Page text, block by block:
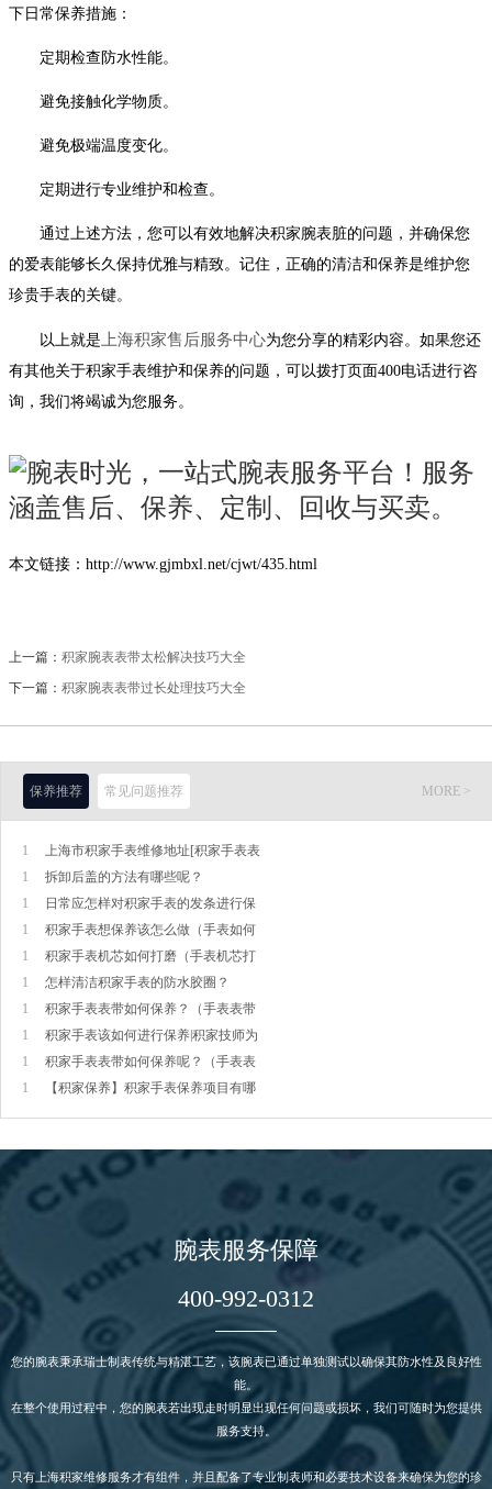
下日常保养措施：
定期检查防水性能。
避免接触化学物质。
避免极端温度变化。
定期进行专业维护和检查。
通过上述方法，您可以有效地解决积家腕表脏的问题，并确保您
的爱表能够长久保持优雅与精致。记住，正确的清洁和保养是维护您
珍贵手表的关键。
以上就是 上海积家售后服务中心为您分享的精彩内容。如果您还
有其他关于积家手表维护和保养的问题，可以拨打页面400电话进行咨
询，我们将竭诚为您服务。
本文链接：http://www.gjmbxl.net/cjwt/435.html
上一篇： 积家腕表表带太松解决技巧大全
下一篇： 积家腕表表带过长处理技巧大全
保养推荐 常见问题推荐 MORE >
1
上海市积家手表维修地址[积家手表表
1
拆卸后盖的方法有哪些呢？
1
日常应怎样对积家手表的发条进行保
1
积家手表想保养该怎么做（手表如何
1
积家手表机芯如何打磨（手表机芯打
1
怎样清洁积家手表的防水胶圈？
1
积家手表表带如何保养？（手表表带
1
积家手表该如何进行保养|积家技师为
1
积家手表表带如何保养呢？（手表表
1
【积家保养】积家手表保养项目有哪
腕表服务保障
400-992-0312
您的腕表秉承瑞士制表传统与精湛工艺，该腕表已通过单独测试以确保其防水性及良好性
能。
在整个使用过程中，您的腕表若出现走时明显出现任何问题或损坏，我们可随时为您提供
服务支持。
只有上海积家维修服务才有组件，并且配备了专业制表师和必要技术设备来确保为您的珍